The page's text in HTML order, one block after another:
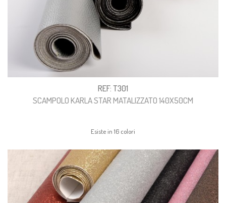
REF: T301
SCAMPOLO KARLA STAR MATALIZZATO 140X50CM
Esiste in 16 colori